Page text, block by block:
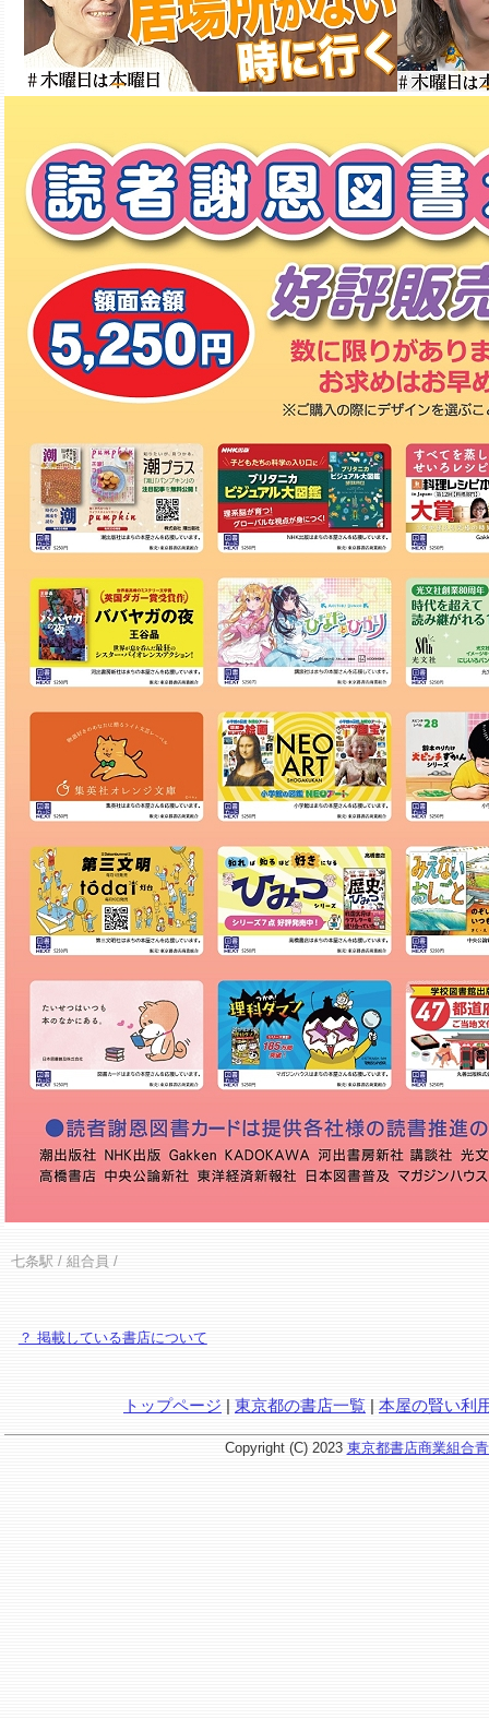
七条駅 / 組合員 /
？ 掲載している書店について
トップページ | 東京都の書店一覧 | 本屋の賢い利
Copyright (C) 2023 東京都書店商業組合